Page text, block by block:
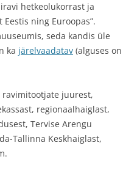
hetkeolukorrast ja
ning Euroopas”.
seda kandis üle
ka järelvaadatav (alguses on
juurest,
regionaalhaiglast,
Tervise Arengu
Tallinna Keskhaiglast,